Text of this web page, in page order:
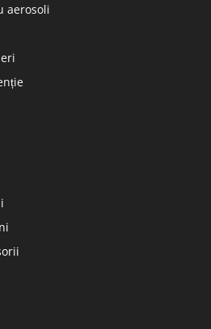
aerosoli